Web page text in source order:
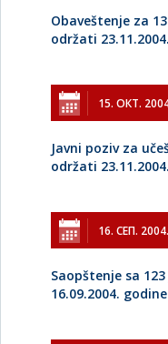
Obaveštenje za
održati
15. ОКТ.
Javni poziv za
održati
16. СЕП. 2004.
Saopštenje sa
16.09.2004.